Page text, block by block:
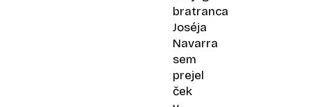
bratranca
Joséja
Navarra
sem
prejel
ček